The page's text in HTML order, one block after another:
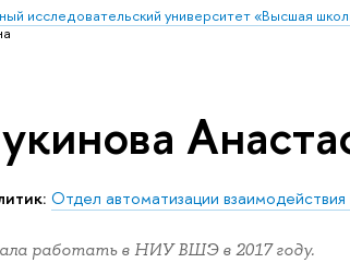
исследовательский университет «Высшая
Отдел автоматизации
работать в НИУ ВШЭ в 2017 году.